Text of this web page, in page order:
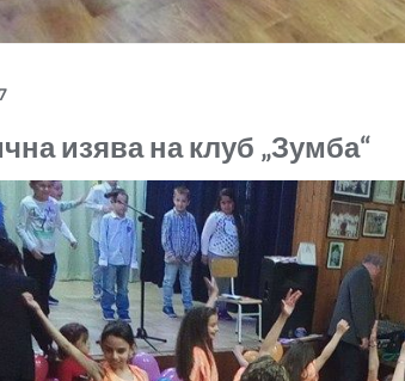
изява на клуб „Зумба“